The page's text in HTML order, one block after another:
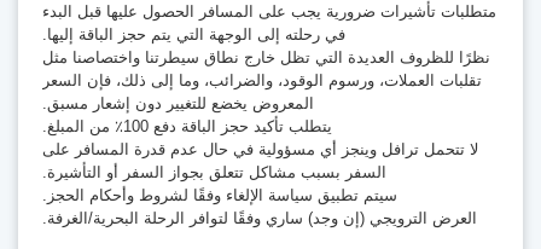
متطلبات تأشيرات ضرورية يجب على المسافر الحصول عليها قبل البدء
في رحلته إلى الوجهة التي يتم حجز الباقة إليها.
نظرًا للظروف العديدة التي تظل خارج نطاق سيطرتنا واختصاصنا مثل
تقلبات العملات، ورسوم الوقود، والضرائب، وما إلى ذلك، فإن السعر
المعروض يخضع للتغيير دون إشعار مسبق.
يتطلب تأكيد حجز الباقة دفع 100٪ من المبلغ.
لا تتحمل ترافل وينجز أي مسؤولية في حال عدم قدرة المسافر على
السفر بسبب مشاكل تتعلق بجواز السفر أو التأشيرة.
سيتم تطبيق سياسة الإلغاء وفقًا لشروط وأحكام الحجز.
العرض الترويجي (إن وجد) ساري وفقًا لتوافر الرحلة البحرية/الغرفة.